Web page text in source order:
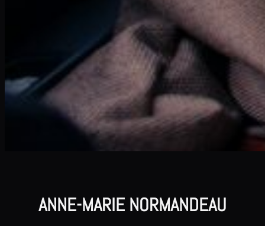
ANNE-MARIE NORMANDEAU